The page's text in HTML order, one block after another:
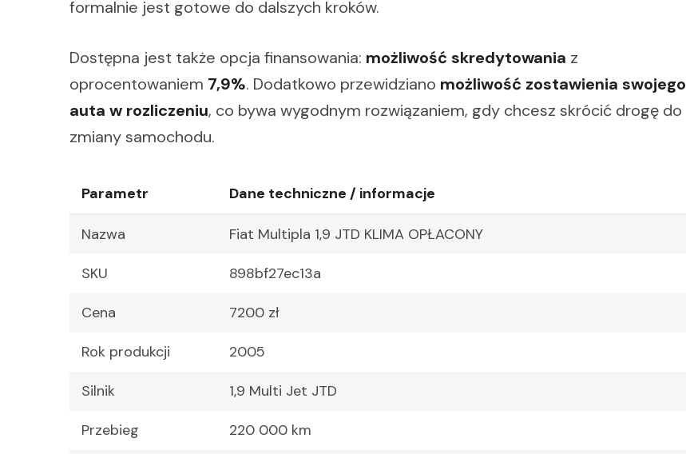
formalnie jest gotowe do dalszych kroków.
Dostępna jest także opcja finansowania: możliwość skredytowania z
oprocentowaniem 7,9%. Dodatkowo przewidziano możliwość zostawienia swojego
auta w rozliczeniu, co bywa wygodnym rozwiązaniem, gdy chcesz skrócić drogę do
zmiany samochodu.
Parametr Dane techniczne / informacje
Nazwa Fiat Multipla 1,9 JTD KLIMA OPŁACONY
SKU 898bf27ec13a
Cena 7200 zł
Rok produkcji 2005
Silnik 1,9 Multi Jet JTD
Przebieg 220 000 km